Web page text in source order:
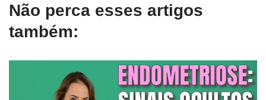
Não perca esses artigos
também: